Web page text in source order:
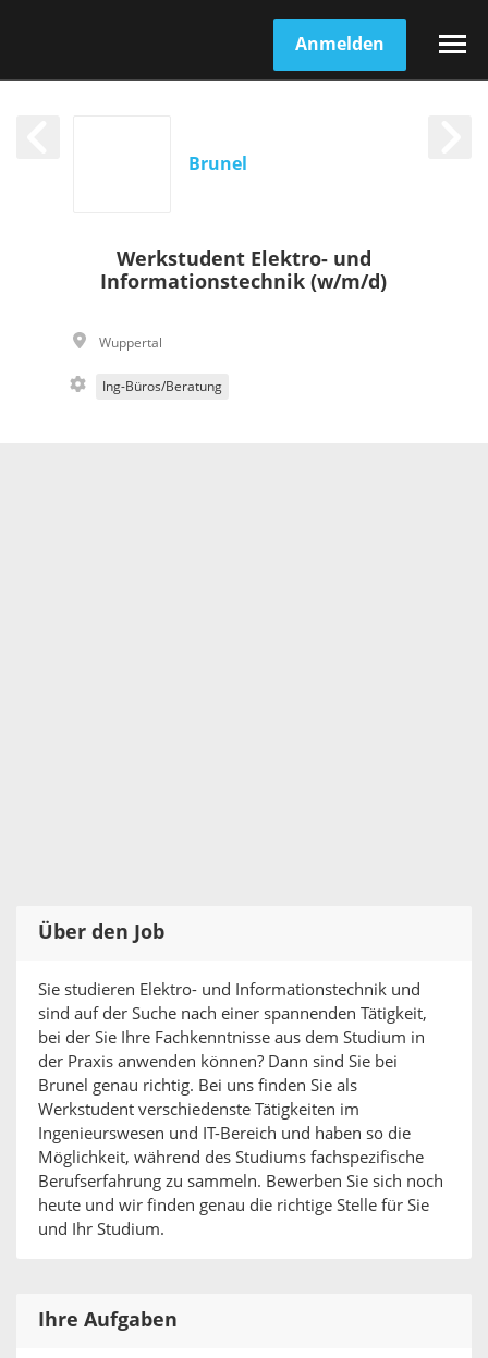
Anmelden
Brunel
Werkstudent Elektro- und
Informationstechnik (w/m/d)
Wuppertal
Ing-Büros/Beratung
Über den Job
Sie studieren Elektro- und Informationstechnik und
sind auf der Suche nach einer spannenden Tätigkeit,
bei der Sie Ihre Fachkenntnisse aus dem Studium in
der Praxis anwenden können? Dann sind Sie bei
Brunel genau richtig. Bei uns finden Sie als
Werkstudent verschiedenste Tätigkeiten im
Ingenieurswesen und IT-Bereich und haben so die
Möglichkeit, während des Studiums fachspezifische
Berufserfahrung zu sammeln. Bewerben Sie sich noch
heute und wir finden genau die richtige Stelle für Sie
und Ihr Studium.
Ihre Aufgaben